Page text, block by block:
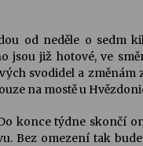
Rufus
od neděle o sedm
jsou již hotové, ve
svodidel a změnám
na mostě u
konce týdne skončí
Bez omezení tak